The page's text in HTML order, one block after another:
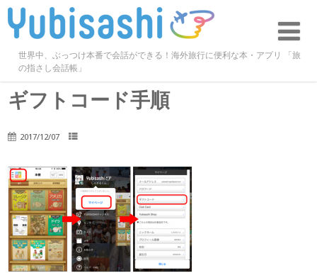
世界中、ぶっつけ本番で会話ができる！海外旅行に便利な本・アプリ 「旅
の指さし会話帳」
ギフトコード手順
2017/12/07